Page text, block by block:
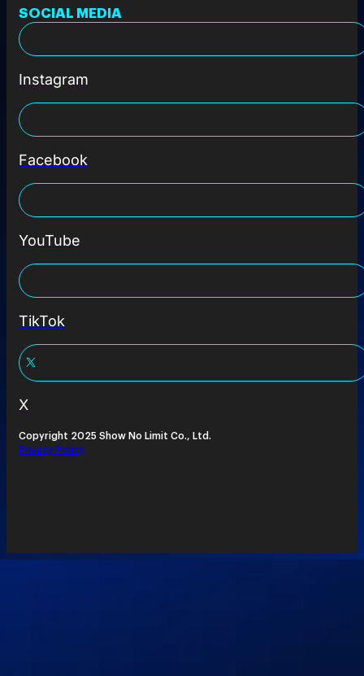
SOCIAL MEDIA
Instagram
Facebook
YouTube
TikTok
X
Copyright 2025 Show No Limit Co., Ltd.
Privacy Policy